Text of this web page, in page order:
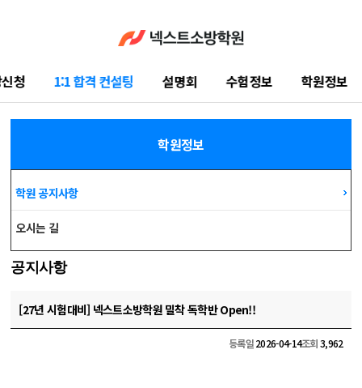
청 1:1 합격 컨설팅 설명회 수험정보 학원정보
학습지원센터
학원정보
학원 공지사항
오시는 길
공지사항
[27년 시험대비] 넥스트소방학원 밀착 독학반 Open!!
등록일2026-04-14조회3,962